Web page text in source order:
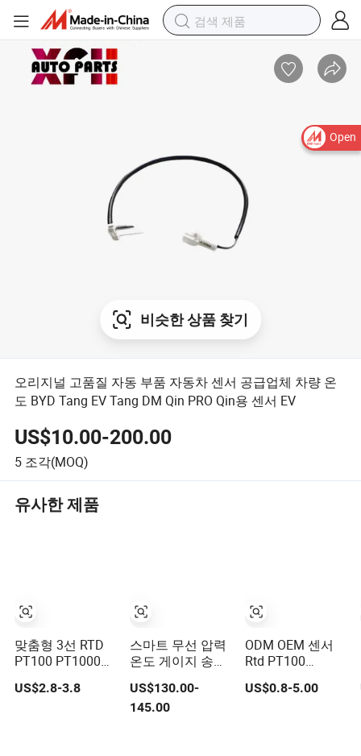
Open
비슷한 상품 찾기
오리지널 고품질 자동 부품 자동차 센서 공급업체 차량 온
도 BYD Tang EV Tang DM Qin PRO Qin용 센서 EV
US$10.00-200.00
5 조각(MOQ)
유사한 제품
맞춤형 3선 RTD
PT100 PT1000
온도 센서
US$2.8-3.8
스마트 무선 압력
온도 게이지 송신
기 센서 오일 가스
용
US$130.00-
145.00
ODM OEM 센서
Rtd PT100
PT1000 온도 감
지기 클래스 a 요
US$0.8-5.00